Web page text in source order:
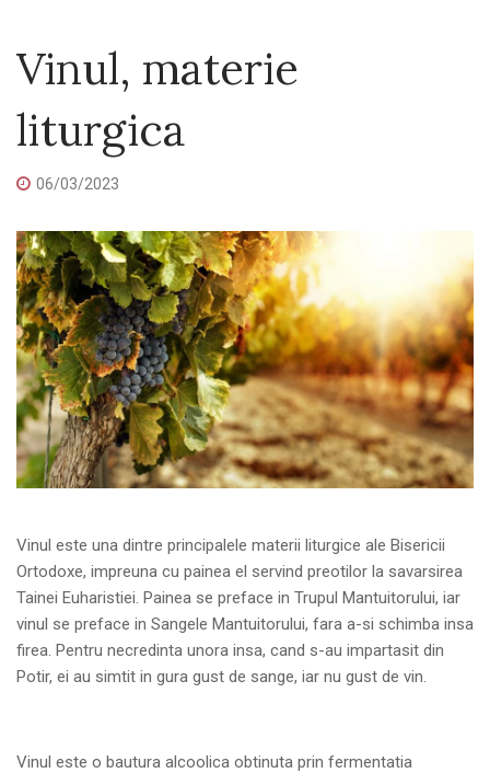
Vinul, materie
liturgica
06/03/2023
Vinul este una dintre principalele materii liturgice ale Bisericii
Ortodoxe, impreuna cu painea el servind preotilor la savarsirea
Tainei Euharistiei. Painea se preface in Trupul Mantuitorului, iar
vinul se preface in Sangele Mantuitorului, fara a-si schimba insa
firea. Pentru necredinta unora insa, cand s-au impartasit din
Potir, ei au simtit in gura gust de sange, iar nu gust de vin.
Vinul este o bautura alcoolica obtinuta prin fermentatia